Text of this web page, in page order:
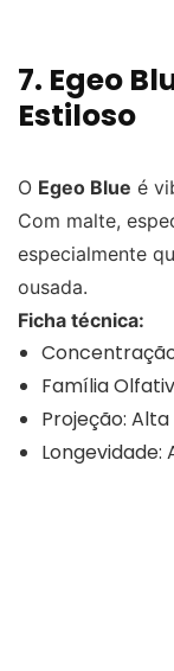
7. Egeo
Estiloso
O Egeo Blue é
Com malte,
especialmente
ousada.
Ficha técnica:
Família
Projeção: Alta
Longevidade: